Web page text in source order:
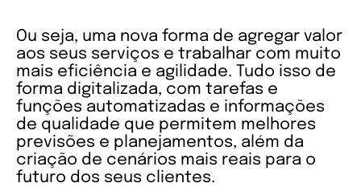
Ou seja, uma nova forma de agregar valor
aos seus serviços e trabalhar com muito
mais eficiência e agilidade. Tudo isso de
forma digitalizada, com tarefas e
funções automatizadas e informações
de qualidade que permitem melhores
previsões e planejamentos, além da
criação de cenários mais reais para o
futuro dos seus clientes.